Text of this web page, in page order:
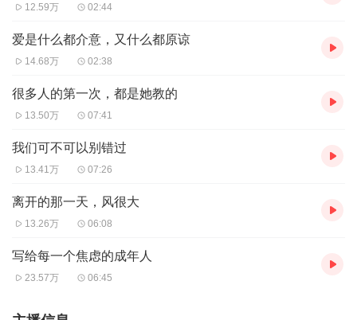
12.59万 02:44
爱是什么都介意，又什么都原谅
14.68万 02:38
很多人的第一次，都是她教的
13.50万 07:41
我们可不可以别错过
13.41万 07:26
离开的那一天，风很大
13.26万 06:08
写给每一个焦虑的成年人
23.57万 06:45